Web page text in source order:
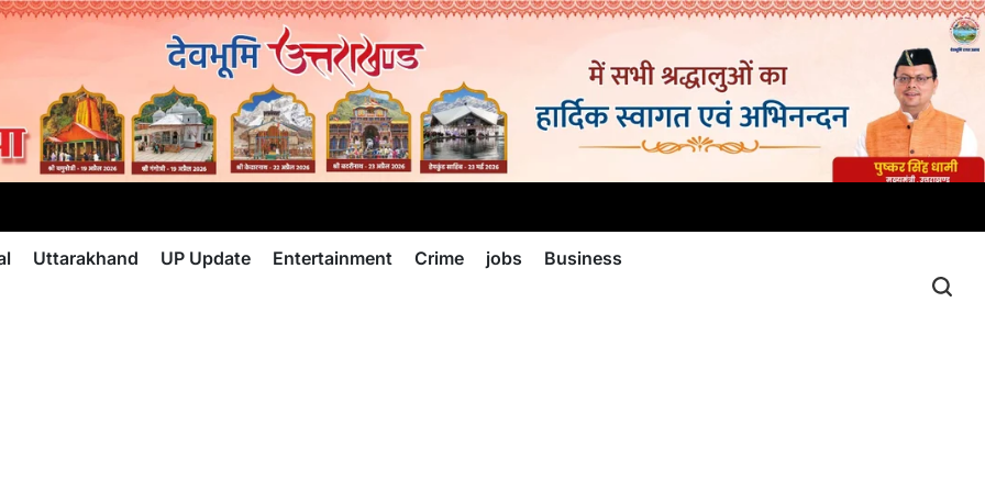
Uttarakhand UP Update Entertainment Crime jobs Business